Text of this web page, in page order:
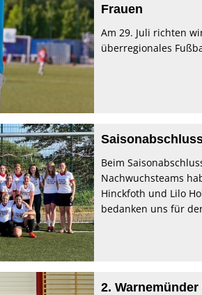
Frauen
Am 29. Juli richten
überregionales
Beim
Nachwuchsteams
Hinckfoth und Lilo
bedanken uns für
2.